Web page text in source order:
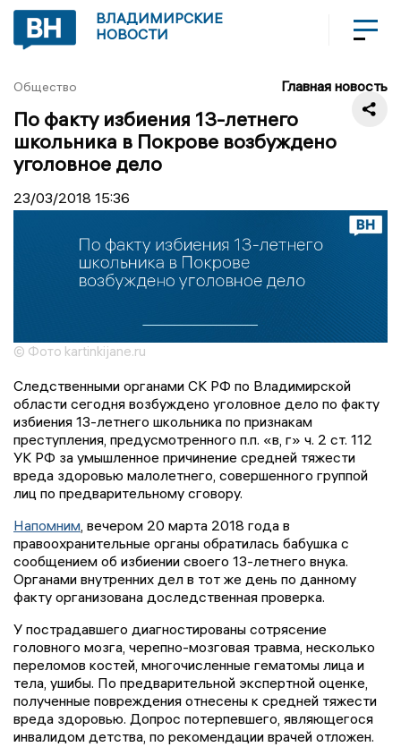
ВЛАДИМИРСКИЕ
НОВОСТИ
Общество Главная новость
По факту избиения 13-летнего
школьника в Покрове возбуждено
уголовное дело
23/03/2018 15:36
© Фото kartinkijane.ru
Следственными органами СК РФ по Владимирской
области сегодня возбуждено уголовное дело по факту
избиения 13-летнего школьника по признакам
преступления, предусмотренного п.п. «в, г» ч. 2 ст. 112
УК РФ за умышленное причинение средней тяжести
вреда здоровью малолетнего, совершенного группой
лиц по предварительному сговору.
Напомним, вечером 20 марта 2018 года в
правоохранительные органы обратилась бабушка с
сообщением об избиении своего 13-летнего внука.
Органами внутренних дел в тот же день по данному
факту организована доследственная проверка.
У пострадавшего диагностированы сотрясение
головного мозга, черепно-мозговая травма, несколько
переломов костей, многочисленные гематомы лица и
тела, ушибы. По предварительной экспертной оценке,
полученные повреждения отнесены к средней тяжести
вреда здоровью. Допрос потерпевшего, являющегося
инвалидом детства, по рекомендации врачей отложен.